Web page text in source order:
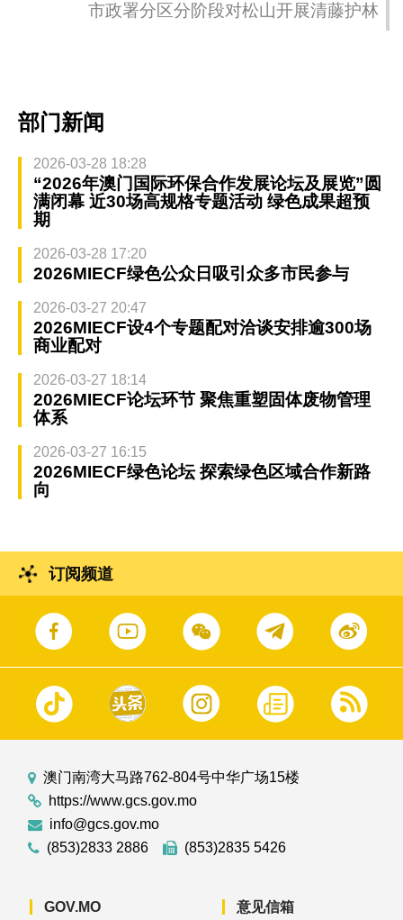
市政署分区分阶段对松山开展清藤护林
部门新闻
2026-03-28 18:28
“2026年澳门国际环保合作发展论坛及展览”圆
满闭幕 近30场高规格专题活动 绿色成果超预
期
2026-03-28 17:20
2026MIECF绿色公众日吸引众多市民参与
2026-03-27 20:47
2026MIECF设4个专题配对洽谈安排逾300场
商业配对
2026-03-27 18:14
2026MIECF论坛环节 聚焦重塑固体废物管理
体系
2026-03-27 16:15
2026MIECF绿色论坛 探索绿色区域合作新路
向
订阅频道
澳门南湾大马路762-804号中华广场15楼
https://www.gcs.gov.mo
info@gcs.gov.mo
(853)2833 2886
(853)2835 5426
GOV.MO 意见信箱